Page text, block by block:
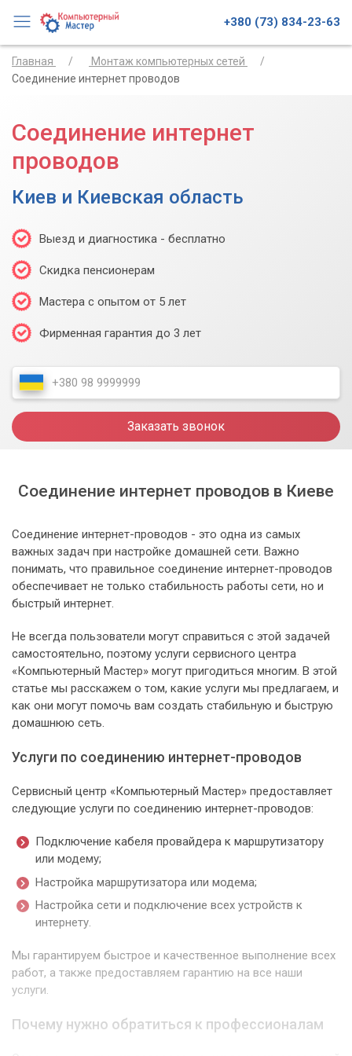
+380 (73) 834-23-63
Главная
Монтаж компьютерных сетей
Соединение интернет проводов
Соединение интернет
проводов
Киев и Киевская область
Выезд и диагностика - бесплатно
Скидка пенсионерам
Мастера с опытом от 5 лет
Фирменная гарантия до 3 лет
Заказать звонок
Соединение интернет проводов в Киеве
Соединение интернет-проводов - это одна из самых
важных задач при настройке домашней сети. Важно
понимать, что правильное соединение интернет-проводов
обеспечивает не только стабильность работы сети, но и
быстрый интернет.
Не всегда пользователи могут справиться с этой задачей
самостоятельно, поэтому услуги сервисного центра
«Компьютерный Мастер» могут пригодиться многим. В этой
статье мы расскажем о том, какие услуги мы предлагаем, и
как они могут помочь вам создать стабильную и быструю
домашнюю сеть.
Услуги по соединению интернет-проводов
Сервисный центр «Компьютерный Мастер» предоставляет
следующие услуги по соединению интернет-проводов:
Подключение кабеля провайдера к маршрутизатору
или модему;
Настройка маршрутизатора или модема;
Настройка сети и подключение всех устройств к
интернету.
Мы гарантируем быстрое и качественное выполнение всех
работ, а также предоставляем гарантию на все наши
услуги.
Почему нужно обратиться к профессионалам